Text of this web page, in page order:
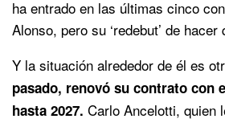
ha entrado en las últimas cinco
Alonso, pero su ‘redebut’ de hacer
Y la situación alrededor de él es
pasado, renovó su contrato con
hasta 2027. Carlo Ancelotti, quien